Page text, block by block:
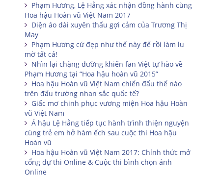
Phạm Hương, Lệ Hằng xác nhận đồng hành cùng
Hoa hậu Hoàn vũ Việt Nam 2017
Diện áo dài xuyên thấu gợi cảm của Trương Thị
May
Phạm Hương cứ đẹp như thế này để rồi làm lu
mờ tất cả!
Nhìn lại chặng đường khiến fan Việt tự hào về
Phạm Hương tại “Hoa hậu hoàn vũ 2015”
Hoa hậu Hoàn vũ Việt Nam chiến đấu thế nào
trên đấu trường nhan sắc quốc tế?
Giấc mơ chinh phục vương miện Hoa hậu Hoàn
vũ Việt Nam
Á hậu Lệ Hằng tiếp tục hành trình thiện nguyện
cùng trẻ em hở hàm ếch sau cuộc thi Hoa hậu
Hoàn vũ
Hoa hậu Hoàn vũ Việt Nam 2017: Chính thức mở
cổng dự thi Online & Cuộc thi bình chọn ảnh
Online